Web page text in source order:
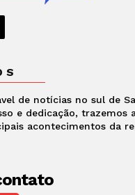
de notícias no sul de
e dedicação, trazemos
acontecimentos da